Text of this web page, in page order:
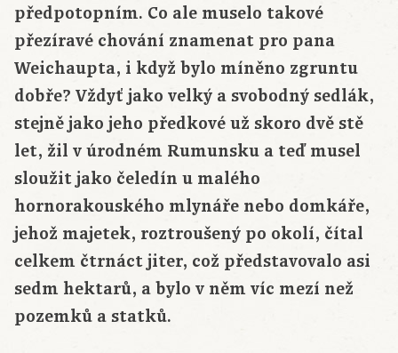
předpotopním. Co ale muselo takové
přezíravé chování znamenat pro pana
Weichaupta, i když bylo míněno zgruntu
dobře? Vždyť jako velký a svobodný sedlák,
stejně jako jeho předkové už skoro dvě stě
let, žil v úrodném Rumunsku a teď musel
sloužit jako čeledín u malého
hornorakouského mlynáře nebo domkáře,
jehož majetek, roztroušený po okolí, čítal
celkem čtrnáct jiter, což představovalo asi
sedm hektarů, a bylo v něm víc mezí než
pozemků a statků.